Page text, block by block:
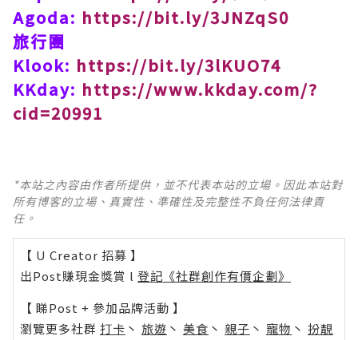
Agoda: https://bit.ly/3JNZqS0
旅行團
Klook: https://bit.ly/3lKUO74
KKday: https://www.kkday.com/?
cid=20991
*本站之內容由作者所提供，並不代表本站的立場。因此本站對
所有博客的立場、真實性、準確性及完整性不負任何法律責
任。
【 U Creator 招募 】
出Post賺現金獎賞 l 登記《社群創作有價企劃》
【 睇Post + 參加品牌活動 】
瀏覽更多社群 打卡 丶 旅遊 丶 美食 丶 親子 丶 寵物 丶 扮靚